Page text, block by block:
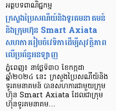
អត្ថបទពាណិជ្ជកម្ម
ក្រសួងប្រៃសណីយ៍និងទូរគមនាគមន៍
និងក្រុមហ៊ុន Smart Axiata
សហការរៀបចំវេទិកាដើម្បីសុវត្ថិភាព
លើប្រព័ន្ធអនឡាញ
ភ្នំពេញ៖ នាថ្ងៃទី៣០ ខែកក្កដា
ឆ្នាំ២០២៤ នេះ ក្រសួងប្រៃសណីយ៍និង
ទូរគមនាគមន៍ បានសហការជាមួយក្រុម
ហ៊ុន Smart Axiata ដែលជាក្រុម
ហ៊ុនទូរគមនាគម…